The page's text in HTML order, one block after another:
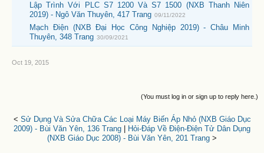
Lập Trình Với PLC S7 1200 Và S7 1500 (NXB Thanh Niên
2019) - Ngô Văn Thuyên, 417 Trang 09/11/2022
Mạch Điện (NXB Đại Học Công Nghiệp 2019) - Châu Minh
Thuyên, 348 Trang 30/09/2021
Oct 19, 2015
(You must log in or sign up to reply here.)
< Sử Dụng Và Sửa Chữa Các Loại Máy Biến Áp Nhỏ (NXB Giáo Dục
2009) - Bùi Văn Yên, 136 Trang
Hỏi-Đáp Về Điện-Điện Tử Dân Dụng
(NXB Giáo Dục 2008) - Bùi Văn Yên, 201 Trang >